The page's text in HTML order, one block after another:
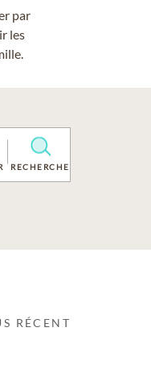
par
les
RECHERCHE
RÉCENT